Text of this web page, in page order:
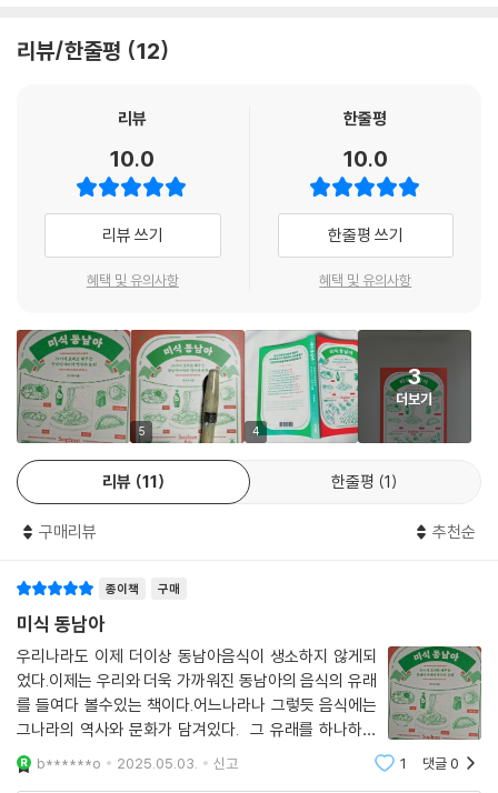
과 삶
20. 라오스 매콤 수프 오 람
5부 아시아를 닮은 행복의 맛: 디저트 이야기
21. 베트남 크레이프 반쎄오
쌈에 싸서 먹는 베트남식 전병 요리｜경제 개혁 ‘도이 머이’와 길거리 음식
22. 미얀마 호떡 쁠라따
다양한 재료와 레시피가 있는 변신의 귀재｜빠라타와 쁠라따, 인도와 미
얀마
23. 태국 찹쌀 디저트 카오니아오 마무앙
동남아시아 찹쌀 요리의 기원｜참을 수 없는 달콤함의 유혹, 카오니아오
마무앙｜형형색색 찹쌀밥에 담긴 동남아 문화
알록달록 할루할로에 담긴 교류의 역사｜‘제국의 용광로’ 필리핀의 음식
문화가 말해주는 것｜마치지 못한 숙제, 남은 이야기들
감사의 말
아 음식이다. 1975년 베트남 전쟁이 북부 베트남의 승리로 끝나면서 다수
으로 유입되었다. 아이러니하게도 이 과정에서 퍼는 세계화되었다. 베트남
과 전쟁이라는 가볍지 않은 역사의 여정이 있었던 것이다.
제국주의와 이데올로기의 폐해를 확인할 수 있는 또 다른 요리로 인도네시
아의 볶음밥 ‘나씨고렝’이 있다. 한국, 일본, 중국의 ‘김치 논쟁’처럼 인도네
시아, 말레이시아, 싱가포르 간 ‘나씨고렝 종주국’ 논쟁이 불거졌다. 세 나
다가 서구 제국주의의 식민화로 강제 분할되었다. 인도네시아는 네덜란드
의 식민지, 말레이시아와 싱가포르는 영국의 식민지가 되어 서로 다른 정
체성을 키우게 된 것이다. 그러므로 이 종주국 논쟁은 원래 하나였던 문화
권이 분리되면서 생긴 필연적인 현상인지도 모른다. 하지만 동남아시아의
역사를 알게 되면 이러한 종주국 개념 자체가 무의미하고 많은 요리가 각
자의 사정에 맞게 발전 계승해 온 ‘모두의 음식’임을 알 수 있다.
2년 태국은 인민당 혁명을 통해 절대 군주제를 폐지하고 입헌 군주제로 전
록색 고추, 그리고 새로운 미래에 대한 희망을 재료 삼아 ‘그린 커리’를 만
들었다. 덕분에 태국 사람들은 껭 키아오 완을 먹으며 달콤한 내일을 꿈꿀
수 있었다.
필리핀의 대표 디저트 ‘할루할로’는 우리나라의 빙수와 닮았다. 열대에 속
하는 필리핀에 얼음 디저트가 생긴 이유는 무엇일까? 필리핀은 해양 국가
로서 중국인, 말레이인, 아랍인, 일본인들과 교류하고 있었다. 그러다가 15
65년부터 1898년까지 스페인의 지배를 받았고 이후에는 미국의 식민지
리뷰/한줄평 12
리뷰
10.0
리뷰 쓰기
혜택 및 유의사항
한줄평
10.0
한줄평 쓰기
혜택 및 유의사항
5 4
3
더보기
리뷰 11 한줄평 1
구매리뷰 추천순
종이책 구매
미식 동남아
우리나라도 이제 더이상 동남아음식이 생소하지 않게되
었다.이제는 우리와 더욱 가까워진 동남아의 음식의 유래
를 들여다 볼수있는 책이다.어느나라나 그렇듯 음식에는
그나라의 역사와 문화가 담겨있다. 그 유래를 하나하나
찾으면 정말 재미있는 이야기가 된다. 그재미를 미식 동
남아에서 찾아보자.
b******o 2025.05.03. 신고 1 댓글0